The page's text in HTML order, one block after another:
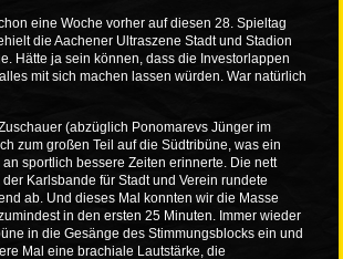
eine Woche vorher auf diesen 28. Spieltag
die Aachener Ultraszene Stadt und Stadion
Hätte ja sein können, dass die Investorlappen
mit sich machen lassen würden. War natürlich
(abzüglich Ponomarevs Jünger im
zum großen Teil auf die Südtribüne, was ein
sportlich bessere Zeiten erinnerte. Die nett
Karlsbande für Stadt und Verein rundete
ab. Und dieses Mal konnten wir die Masse
in den ersten 25 Minuten. Immer wieder
in die Gesänge des Stimmungsblocks ein und
Mal eine brachiale Lautstärke, die